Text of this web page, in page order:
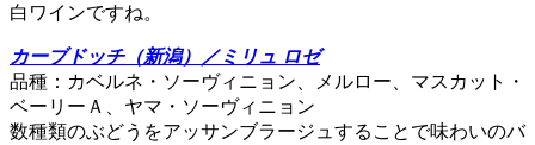
白ワインですね。
カーブドッチ（新潟）／ミリュ ロゼ
品種：カベルネ・ソーヴィニョン、メルロー、マスカット・
ベーリーＡ、ヤマ・ソーヴィニョン
数種類のぶどうをアッサンブラージュすることで味わいのバ